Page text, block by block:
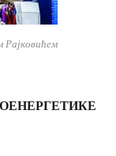
Рајковићем